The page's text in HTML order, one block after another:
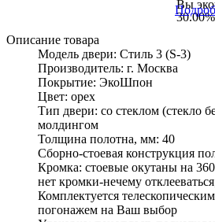
Вы
30.00%
Описание товара
Модель двери: Стиль 3 (S-3)
Производитель: г. Москва
Покрытие: ЭкоШпон
Цвет: орех
Тип двери: со стеклом (стекло
молдингом
Толщина полотна, мм: 40
Сборно-стоевая конструкция
Кромка: стоевые окутаны на
нет кромки-нечему
Комплектуется
погонажем на Ваш выбор